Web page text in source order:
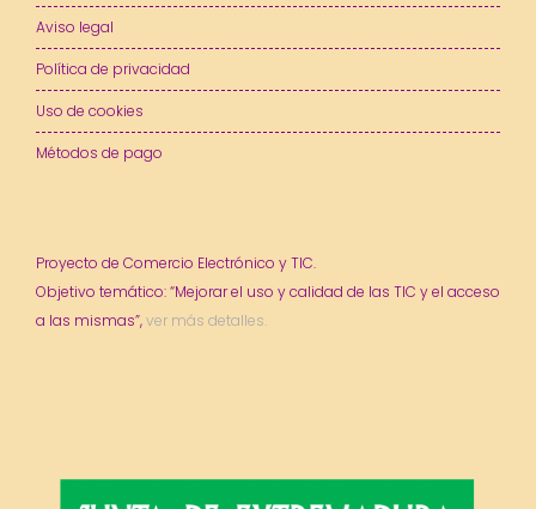
Aviso legal
Política de privacidad
Uso de cookies
Métodos de pago
Proyecto de Comercio Electrónico y TIC.
Objetivo temático: “Mejorar el uso y calidad de las TIC y el acceso
a las mismas”,ver más detalles.